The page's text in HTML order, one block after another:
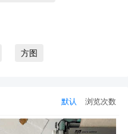
方图
默认 浏览次数